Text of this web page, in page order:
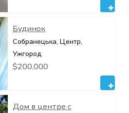
Будинок
Собранецька, Центр,
Ужгород
$200,000
Дом в центре с